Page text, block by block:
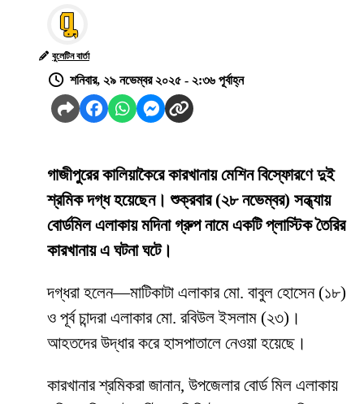
বুলেটিন বার্তা
শনিবার, ২৯ নভেম্বর ২০২৫ - ২:৩৬ পূর্বাহ্ন
গাজীপুরের কালিয়াকৈরে কারখানায় মেশিন বিস্ফোরণে দুই
শ্রমিক দগ্ধ হয়েছেন। শুক্রবার (২৮ নভেম্বর) সন্ধ্যায়
বোর্ডমিল এলাকায় মদিনা গ্রুপ নামে একটি প্লাস্টিক তৈরির
কারখানায় এ ঘটনা ঘটে।
দগ্ধরা হলেন—মাটিকাটা এলাকার মো. বাবুল হোসেন (১৮)
ও পূর্ব চান্দরা এলাকার মো. রবিউল ইসলাম (২৩)।
আহতদের উদ্ধার করে হাসপাতালে নেওয়া হয়েছে।
কারখানার শ্রমিকরা জানান, উপজেলার বোর্ড মিল এলাকায়